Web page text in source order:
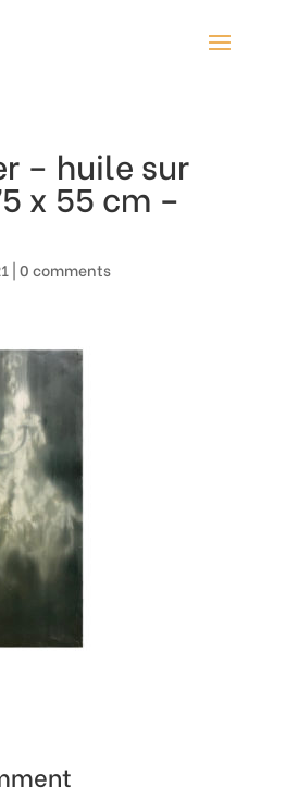
– huile sur
x 55 cm –
|0 comments